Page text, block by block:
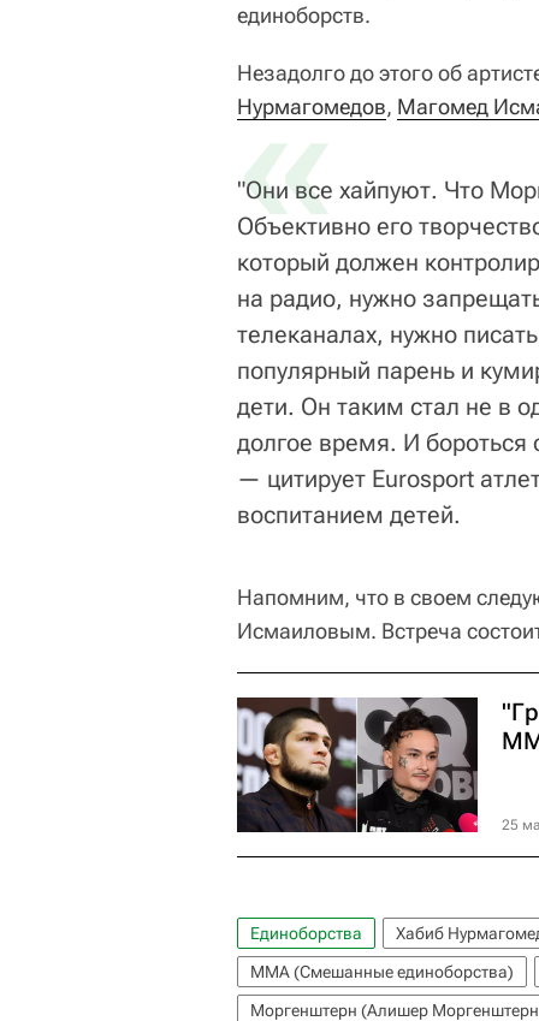
единоборств.
Незадолго до этого об
Нурмагомедов, Магомед
«
"Они все хайпуют. Что
Объективно его
который должен
на радио, нужно
телеканалах, нужно
популярный парень и
дети. Он таким стал не в
долгое время. И бороться
— цитирует Eurosport
воспитанием детей.
Напомним, что в своем
Исмаиловым. Встреча
25
Единоборства
Хабиб
ММА (Смешанные единоборства)
Моргенштерн (Алишер